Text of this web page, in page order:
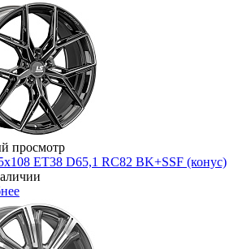
просмотр
ET38 D65,1 RC82 BK+SSF (конус)